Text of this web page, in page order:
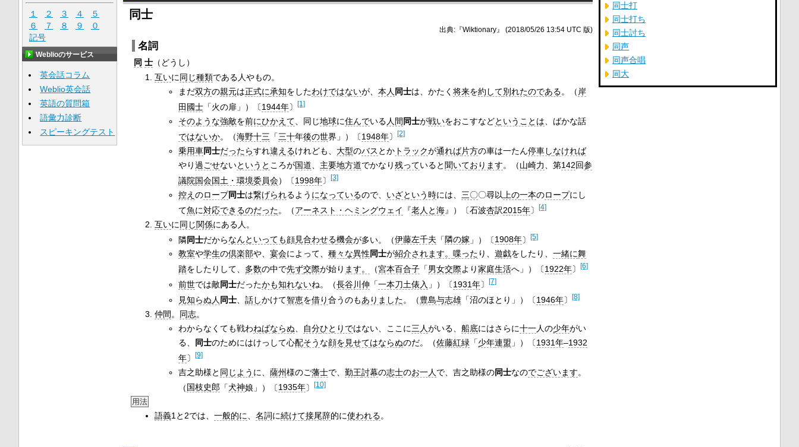
同士
出典:『Wiktionary』 (2018/05/26 13:54 UTC 版)
名詞
同 士（どうし）
互いに同じ種類である人やもの。
まだ双方の親元は正式に承知をしたわけではないが、 本人 同士は、かたく 将来を約して別れたのである。（岸
田國士「火の扉」）〔1944年〕 [1]
そのような強敵を前にひかえて 、同じ地球に住んでいる 人間 同士が戦いをおこすなどということは 、ばかな話
ではないか。（海野十三 「三十年後の世界」）〔1948年〕 [2]
乗用車同士だったらすれ違えるけれども、 大型のバス とかトラックが通れば片方の車は一たん停車しなければ
やり過ごせないというと ころが国道 主要地方道でかなり残っていると 聞いております。（山崎力 、第142回参
議院国会国土・環境委員会）〔1998年〕 [3]
控え のロープ同士は繋げられるよう になっているので、 いざという時には、 三〇〇尋以 上の一本のロープにし
て魚に対応できるのだった。（アーネスト・ヘミングウェイ 『老人と海』）〔石波杏訳2015年〕 [4]
互いに同じ関係にある人。
隣同士だからなんといっても顔見合わせる機会が多い。（伊藤左千夫 「隣の嫁」）〔1908年〕 [5]
教室や学生の倶楽部や、 宴会によって、 種々な異性同士が紹介されます。 喋った り、 遊戯をしたり、 一緒に舞
踏をしたりして、 多数の中で先ず交際が始り ます。 （宮本百合子「男女交際より家庭生活へ」）〔1922年〕 [6]
前世では敵同士だったかも知れないね。（長谷川伸 「一本刀土俵入 」）〔1931年〕 [7]
見知らぬ人 同士、 話しかけて智恵を借り合うのもありました。（豊島与志雄「沼のほとり」）〔1946年〕 [8]
仲間 。 同志。
わからなくても戦わねばならぬ 自分ひとりではない、ここに三人がいる、 船底にはさらに十一人の少年がい
る、
同士のためにはけっして心配そう な顔を見せてはならぬのだ。（佐藤紅緑 「少年連盟 」）〔1931年–1932
年〕 [9]
吉之助様と 同じよう に、 薩州様のご藩士で、 勤王討幕の志士のお一人 で、吉之助様の同士なのでございます。
（国枝史郎 「犬神娘」）〔1935年〕 [10]
用法
語義1と2では、 一般的に、 名詞に続けて接尾辞的に使われる。
１ ２ ３ ４
５
６
７ ８ ９
０
記号
Weblioのサービス
英会話コラム
Weblio英会話
英語の質問箱
語彙力診断
スピーキングテスト
同士打
同士打ち
同士討ち
同声
同声合唱
同大